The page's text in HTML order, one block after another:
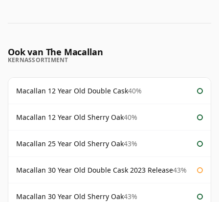
Ook van The Macallan
KERNASSORTIMENT
Macallan 12 Year Old Double Cask40%
Macallan 12 Year Old Sherry Oak40%
Macallan 25 Year Old Sherry Oak43%
Macallan 30 Year Old Double Cask 2023 Release43%
Macallan 30 Year Old Sherry Oak43%